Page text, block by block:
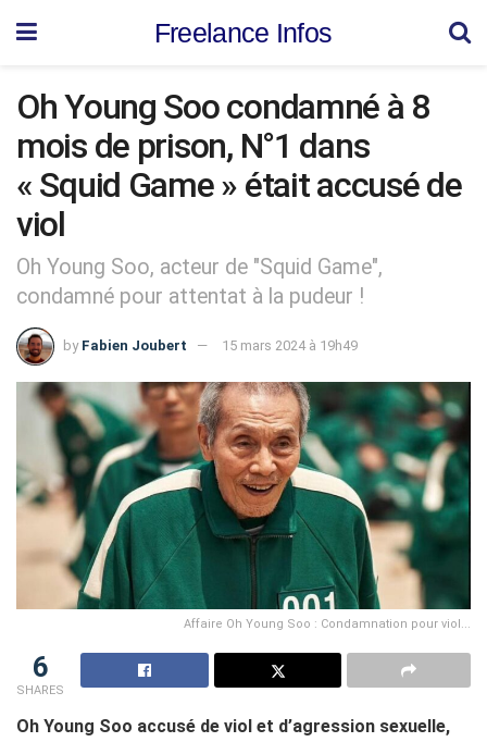
Freelance Infos
Oh Young Soo condamné à 8
mois de prison, N°1 dans
« Squid Game » était accusé de
viol
Oh Young Soo, acteur de "Squid Game",
condamné pour attentat à la pudeur !
by Fabien Joubert 15 mars 2024 à 19h49
Affaire Oh Young Soo : Condamnation pour viol...
6
SHARES
Oh Young Soo accusé de viol et d’agression sexuelle,